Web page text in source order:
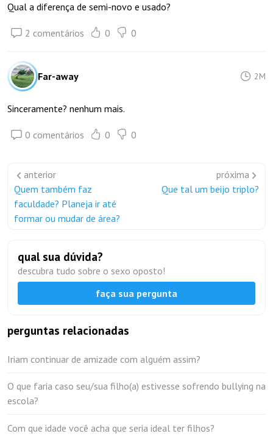
Qual a diferença de semi-novo e usado?
2 comentários 0 0
Far-away 2M
Sinceramente? nenhum mais.
0 comentários 0 0
anterior
Quem também faz
faculdade? Planeja ir até
formar ou mudar de área?
próxima
Que tal um beijo triplo?
qual sua dúvida?
descubra tudo sobre o sexo oposto!
faça sua pergunta
perguntas relacionadas
Iriam continuar de amizade com alguém assim?
O que faria caso seu/sua filho(a) estivesse sofrendo bullying na
escola?
Com que idade você acha que seria ideal ter filhos?